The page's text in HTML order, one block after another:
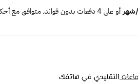
التقليدي في هاتفك